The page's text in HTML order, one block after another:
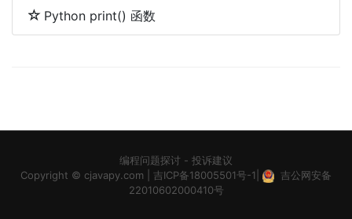
Python print() 函数
编程问题探讨 - 投诉建议
Copyright © cjavapy.com 吉ICP备18005501号-1
吉公网安备
22010602000410号